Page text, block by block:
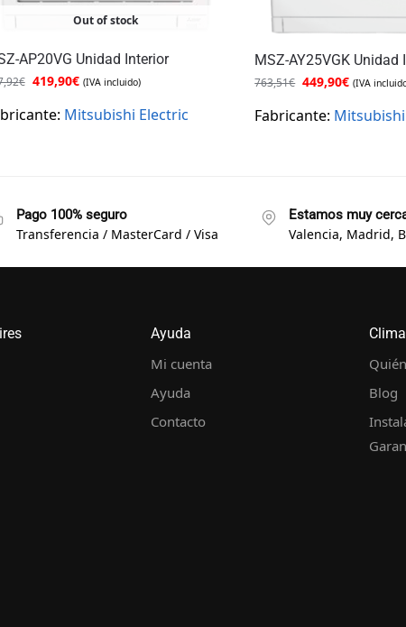
Out of stock
AP20VG Unidad Interior
€ 419,90€ (IVA incluido)
Mitsubishi Electric
MSZ-AY25VGK Unidad
763,51€ 449,90€ (IVA
Fabricante:
Pago 100% seguro
Transferencia / MasterCard / Visa
Estamos muy
Valencia, Madrid,
Ayuda
Mi cuenta
Ayuda
Contacto
Blog